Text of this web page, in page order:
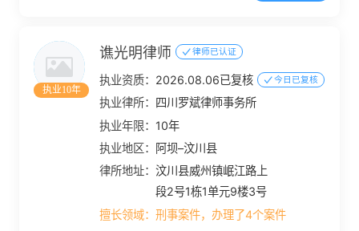
执业10年
谯光明律师 律师已认证
执业资质： 2026.08.06已复核 今日已复核
执业律所： 四川罗斌律师事务所
执业年限： 10年
执业地区：
阿坝–汶川县
律所地址：汶川县威州镇岷江路上
段2号1栋1单元9楼3号
擅长领域：刑事案件，办理了4个案件